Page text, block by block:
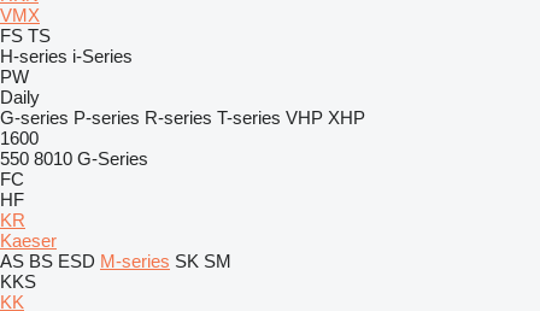
VMX
FS TS
H-series i-Series
PW
Daily
G-series P-series R-series T-series VHP XHP
1600
550 8010 G-Series
FC
HF
KR
Kaeser
AS BS ESD M-series SK SM
KKS
KK